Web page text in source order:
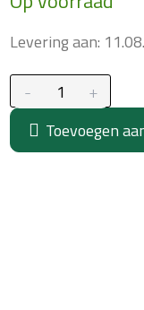
Levering aan:
Toevoegen